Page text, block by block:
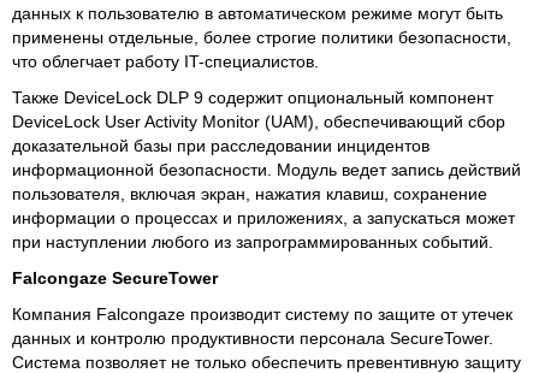
данных к пользователю в автоматическом режиме могут быть
применены отдельные, более строгие политики безопасности,
что облегчает работу IT-специалистов.
Также DeviceLock DLP 9 содержит опциональный компонент
DeviceLock User Activity Monitor (UAM), обеспечивающий сбор
доказательной базы при расследовании инцидентов
информационной безопасности. Модуль ведет запись действий
пользователя, включая экран, нажатия клавиш, сохранение
информации о процессах и приложениях, а запускаться может
при наступлении любого из запрограммированных событий.
Falcongaze SecureTower
Компания Falcongaze производит систему по защите от утечек
данных и контролю продуктивности персонала SecureTower.
Система позволяет не только обеспечить превентивную защиту